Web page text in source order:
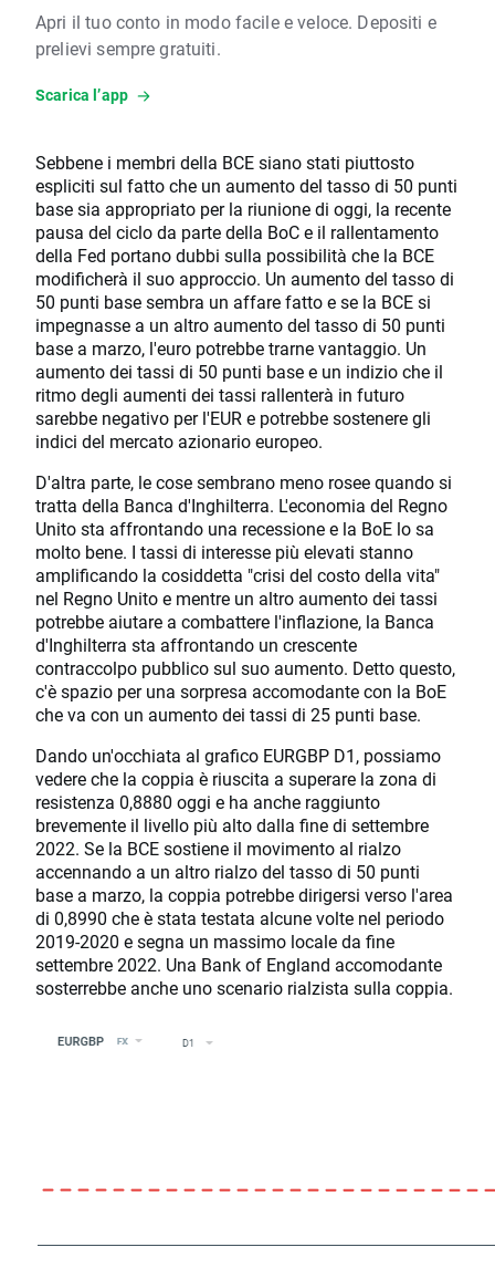
Apri il tuo conto in modo facile e veloce. Depositi e
prelievi sempre gratuiti.
Scarica l’app
Sebbene i membri della BCE siano stati piuttosto
espliciti sul fatto che un aumento del tasso di 50 punti
base sia appropriato per la riunione di oggi, la recente
pausa del ciclo da parte della BoC e il rallentamento
della Fed portano dubbi sulla possibilità che la BCE
modificherà il suo approccio. Un aumento del tasso di
50 punti base sembra un affare fatto e se la BCE si
impegnasse a un altro aumento del tasso di 50 punti
base a marzo, l'euro potrebbe trarne vantaggio. Un
aumento dei tassi di 50 punti base e un indizio che il
ritmo degli aumenti dei tassi rallenterà in futuro
sarebbe negativo per l'EUR e potrebbe sostenere gli
indici del mercato azionario europeo.
D'altra parte, le cose sembrano meno rosee quando si
tratta della Banca d'Inghilterra. L'economia del Regno
Unito sta affrontando una recessione e la BoE lo sa
molto bene. I tassi di interesse più elevati stanno
amplificando la cosiddetta "crisi del costo della vita"
nel Regno Unito e mentre un altro aumento dei tassi
potrebbe aiutare a combattere l'inflazione, la Banca
d'Inghilterra sta affrontando un crescente
contraccolpo pubblico sul suo aumento. Detto questo,
c'è spazio per una sorpresa accomodante con la BoE
che va con un aumento dei tassi di 25 punti base.
Dando un'occhiata al grafico EURGBP D1, possiamo
vedere che la coppia è riuscita a superare la zona di
resistenza 0,8880 oggi e ha anche raggiunto
brevemente il livello più alto dalla fine di settembre
2022. Se la BCE sostiene il movimento al rialzo
accennando a un altro rialzo del tasso di 50 punti
base a marzo, la coppia potrebbe dirigersi verso l'area
di 0,8990 che è stata testata alcune volte nel periodo
2019-2020 e segna un massimo locale da fine
settembre 2022. Una Bank of England accomodante
sosterrebbe anche uno scenario rialzista sulla coppia.